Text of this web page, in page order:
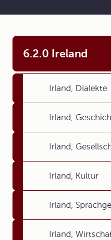
6.2.0 Ireland
Irland, Dialekte
Irland,
Irland,
Irland, Kultur
Irland,
Irland,